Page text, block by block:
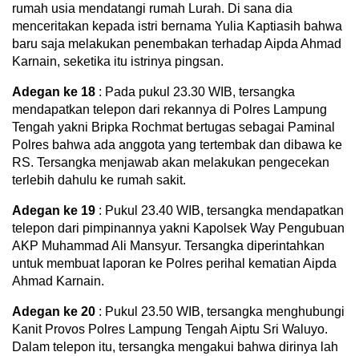
rumah usia mendatangi rumah Lurah. Di sana dia
menceritakan kepada istri bernama Yulia Kaptiasih bahwa
baru saja melakukan penembakan terhadap Aipda Ahmad
Karnain, seketika itu istrinya pingsan.
Adegan ke 18 : Pada pukul 23.30 WIB, tersangka
mendapatkan telepon dari rekannya di Polres Lampung
Tengah yakni Bripka Rochmat bertugas sebagai Paminal
Polres bahwa ada anggota yang tertembak dan dibawa ke
RS. Tersangka menjawab akan melakukan pengecekan
terlebih dahulu ke rumah sakit.
Adegan ke 19 : Pukul 23.40 WIB, tersangka mendapatkan
telepon dari pimpinannya yakni Kapolsek Way Pengubuan
AKP Muhammad Ali Mansyur. Tersangka diperintahkan
untuk membuat laporan ke Polres perihal kematian Aipda
Ahmad Karnain.
Adegan ke 20 : Pukul 23.50 WIB, tersangka menghubungi
Kanit Provos Polres Lampung Tengah Aiptu Sri Waluyo.
Dalam telepon itu, tersangka mengakui bahwa dirinya lah